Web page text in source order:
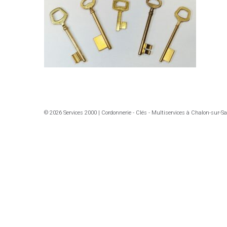
© 2026 Services 2000 | Cordonnerie - Clés - Multiservices à Chalon-sur-